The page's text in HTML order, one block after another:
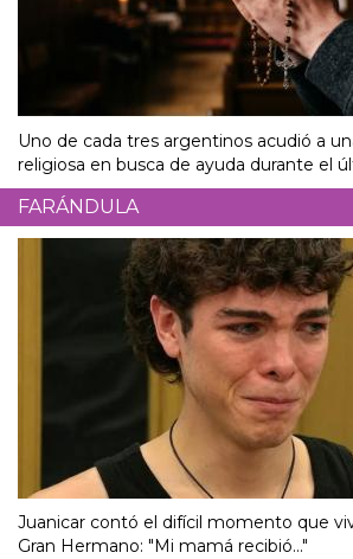
Uno de cada tres argentinos acudió a
religiosa en busca de ayuda durante el
FARÁNDULA
Juanicar contó el difícil momento que
Gran Hermano: "Mi mamá recibió..."